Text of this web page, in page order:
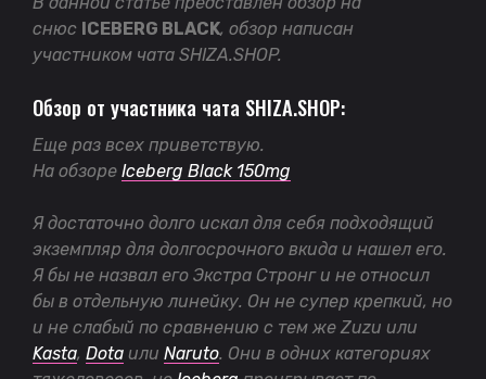
снюс ICEBERG BLACK, обзор написан
участником чата SHIZA.SHOP.
Обзор от участника чата SHIZA.SHOP:
Еще раз всех приветствую.
На обзоре Iceberg Black 150mg
Я достаточно долго искал для себя подходящий
экземпляр для долгосрочного вкида и нашел его.
Я бы не назвал его Экстра Стронг и не относил
бы в отдельную линейку. Он не супер крепкий, но
и не слабый по сравнению с тем же Zuzu или
Kasta, Dota или Naruto. Они в одних категориях